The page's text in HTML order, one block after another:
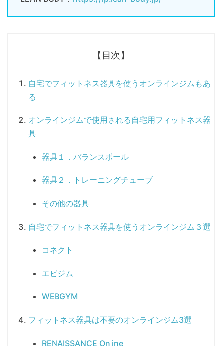
【目次】
自宅でフィットネス器具を使うオンラインジムもあ
る
オンラインジムで使用される自宅用フィットネス器
具
器具１．バランスボール
器具２．トレーニングチューブ
その他の器具
自宅でフィットネス器具を使うオンラインジム３選
コネクト
エビジム
WEBGYM
フィットネス器具は不要のオンラインジム3選
RENAISSANCE Online